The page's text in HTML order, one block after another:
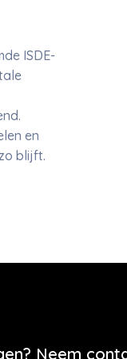
ISDE-
en
blijft.
Neem